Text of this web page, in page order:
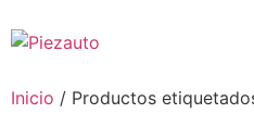
Inicio / Productos